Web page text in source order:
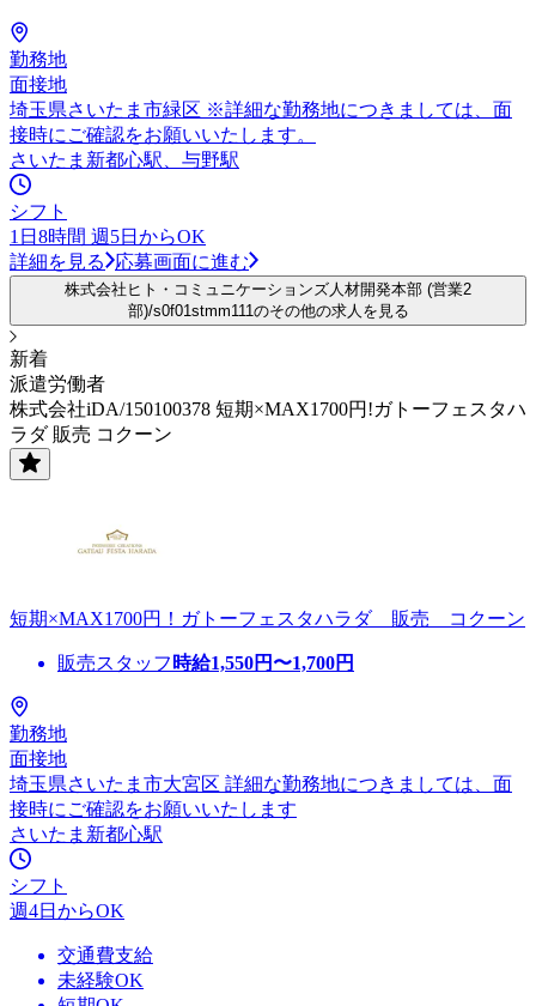
勤務地
面接地
埼玉県さいたま市緑区 ※詳細な勤務地につきましては、面
接時にご確認をお願いいたします。
さいたま新都心駅、与野駅
シフト
1日8時間 週5日からOK
詳細を見る
応募画面に進む
株式会社ヒト・コミュニケーションズ人材開発本部 (営業2
部)/s0f01stmm111のその他の求人を見る
新着
派遣労働者
株式会社iDA/150100378 短期×MAX1700円!ガトーフェスタハ
ラダ 販売 コクーン
短期×MAX1700円！ガトーフェスタハラダ 販売 コクーン
販売スタッフ 時給1,550円〜1,700円
勤務地
面接地
埼玉県さいたま市大宮区 詳細な勤務地につきましては、面
接時にご確認をお願いいたします
さいたま新都心駅
シフト
週4日からOK
交通費支給
未経験OK